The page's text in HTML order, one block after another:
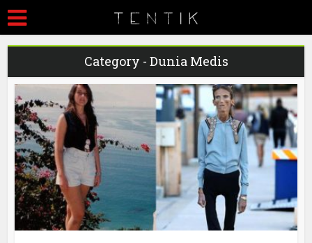
Category - Dunia Medis